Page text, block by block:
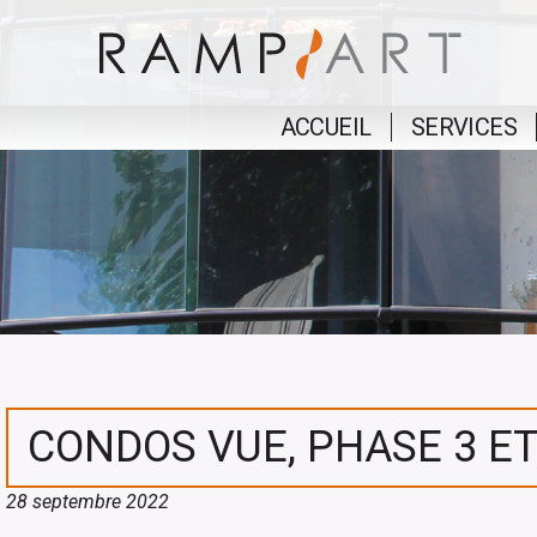
ACCUEIL SERVICES
CONDOS VUE, PHASE 3
28 septembre 2022